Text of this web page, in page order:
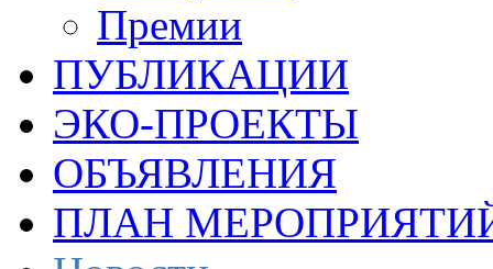
Премии
ПУБЛИКАЦИИ
ЭКО-ПРОЕКТЫ
ОБЪЯВЛЕНИЯ
ПЛАН